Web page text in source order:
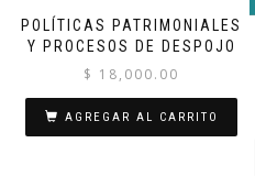
POLÍTICAS PATRIMONIALES
Y PROCESOS DE DESPOJO
$ 18,000.00
AGREGAR AL CARRITO